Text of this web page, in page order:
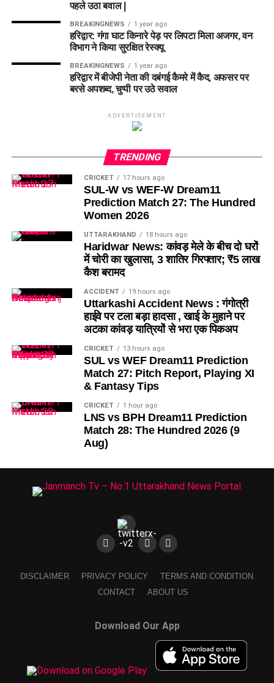
पहले उठा बवाल |
BREAKINGNEWS 1 year ago
हरिद्वार: गंगा घाट किनारे पेड़ पर लिपटा मिला अजगर, वन
विभाग ने किया सुरक्षित रेस्क्यू
BREAKINGNEWS 1 year ago
हरिद्वार में बीजेपी नेता की दबंगई कैमरे में कैद, अफसर पर
बरसे अपशब्द, चुप्पी पर उठे सवाल
ADVERTISEMENT
TRENDING
CRICKET 17 hours ago
SUL-W vs WEF-W Dream11
Prediction Match 27: The Hundred
Women 2026
UTTARAKHAND 18 hours ago
Haridwar News: कांवड़ मेले के बीच दो घरों
में चोरी का खुलासा, 3 शातिर गिरफ्तार; ₹5 लाख
कैश बरामद
ACCIDENT 19 hours ago
Uttarkashi Accident News : गंगोत्री
हाईवे पर टला बड़ा हादसा , खाई के मुहाने पर
अटका कांवड़ यात्रियों से भरा एक पिकअप
CRICKET 13 hours ago
SUL vs WEF Dream11 Prediction
Match 27: Pitch Report, Playing XI
& Fantasy Tips
CRICKET 1 hour ago
LNS vs BPH Dream11 Prediction
Match 28: The Hundred 2026 (9
Aug)
DISCLAIMER PRIVACY POLICY
TERMS AND CONDITION
CONTACT
ABOUT US
Download Our App